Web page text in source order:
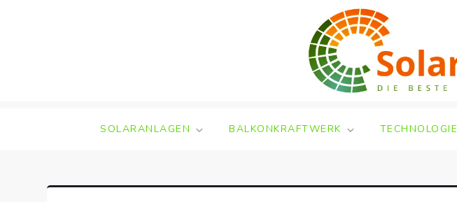
SOLARANLAGEN BALKONKRAFTWERK TECHNOLOGIE